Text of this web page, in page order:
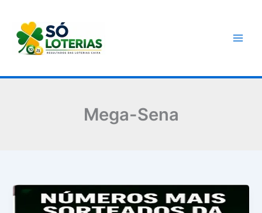
conteúdo
Mega-Sena